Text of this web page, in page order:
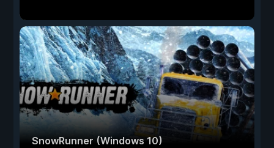
SnowRunner (Windows 10)